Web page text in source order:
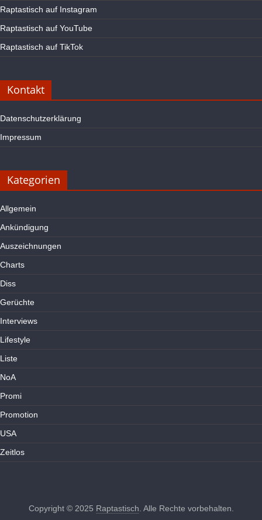
Raptastisch auf Instagram
Raptastisch auf YouTube
Raptastisch auf TikTok
Kontakt
Datenschutzerklärung
Impressum
Kategorien
Allgemein
Ankündigung
Auszeichnungen
Charts
Diss
Gerüchte
Interviews
Lifestyle
Liste
NoA
Promi
Promotion
USA
Zeitlos
Copyright © 2025 Raptastisch . Alle Rechte vorbehalten.